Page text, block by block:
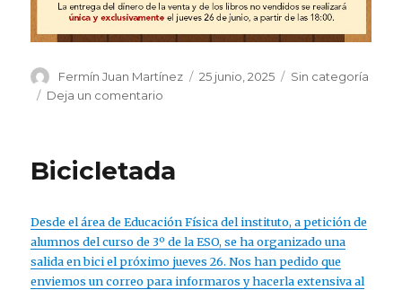
Autor
Fermín Juan Martínez
Publicado
25 junio, 2025 Categorías
Sin categoría
Deja un comentario
Bicicletada
Desde el área de Educación Física del instituto, a petición de
alumnos del curso de 3º de la ESO, se ha organizado una
salida en bici el próximo jueves 26. Nos han pedido que
enviemos un correo para informaros y hacerla extensiva al